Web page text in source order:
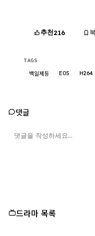
추천216
TAGS
백일제등 E05 H264
댓글
드라마 목록